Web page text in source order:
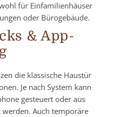
für Einfamilienhäuser
oder Bürogebäude.
& App-
die klassische Haustür
Je nach System kann
gesteuert oder aus
werden. Auch temporäre